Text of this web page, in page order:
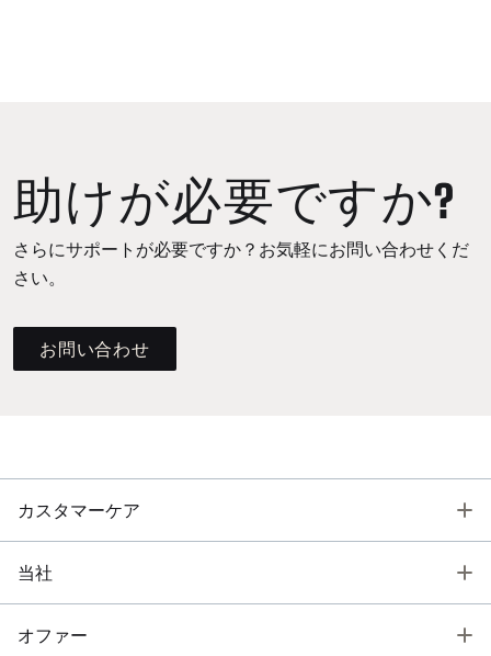
助けが必要ですか?
さらにサポートが必要ですか？お気軽にお問い合わせくだ
さい。
お問い合わせ
カスタマーケア
当社
オファー